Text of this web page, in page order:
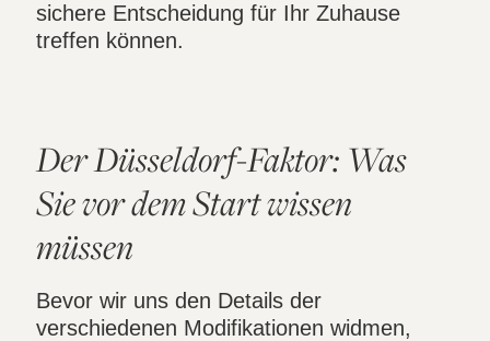
sichere Entscheidung für Ihr Zuhause
treffen können.
Der Düsseldorf-Faktor: Was
Sie vor dem Start wissen
müssen
Bevor wir uns den Details der
verschiedenen Modifikationen widmen,